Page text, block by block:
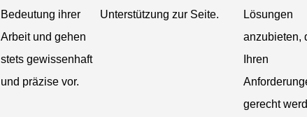
Bedeutung ihrer
Arbeit und gehen
stets gewissenhaft
und präzise vor.
Unterstützung zur Seite.
Lösungen
anzubieten,
Ihren
gerecht